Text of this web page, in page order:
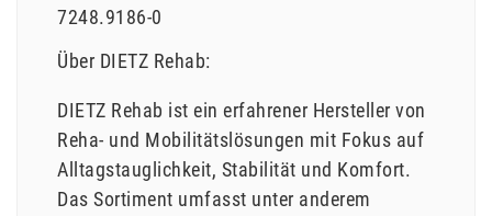
7248.9186-0
Über DIETZ Rehab:
DIETZ Rehab ist ein erfahrener Hersteller von
Reha- und Mobilitätslösungen mit Fokus auf
Alltagstauglichkeit, Stabilität und Komfort.
Das Sortiment umfasst unter anderem